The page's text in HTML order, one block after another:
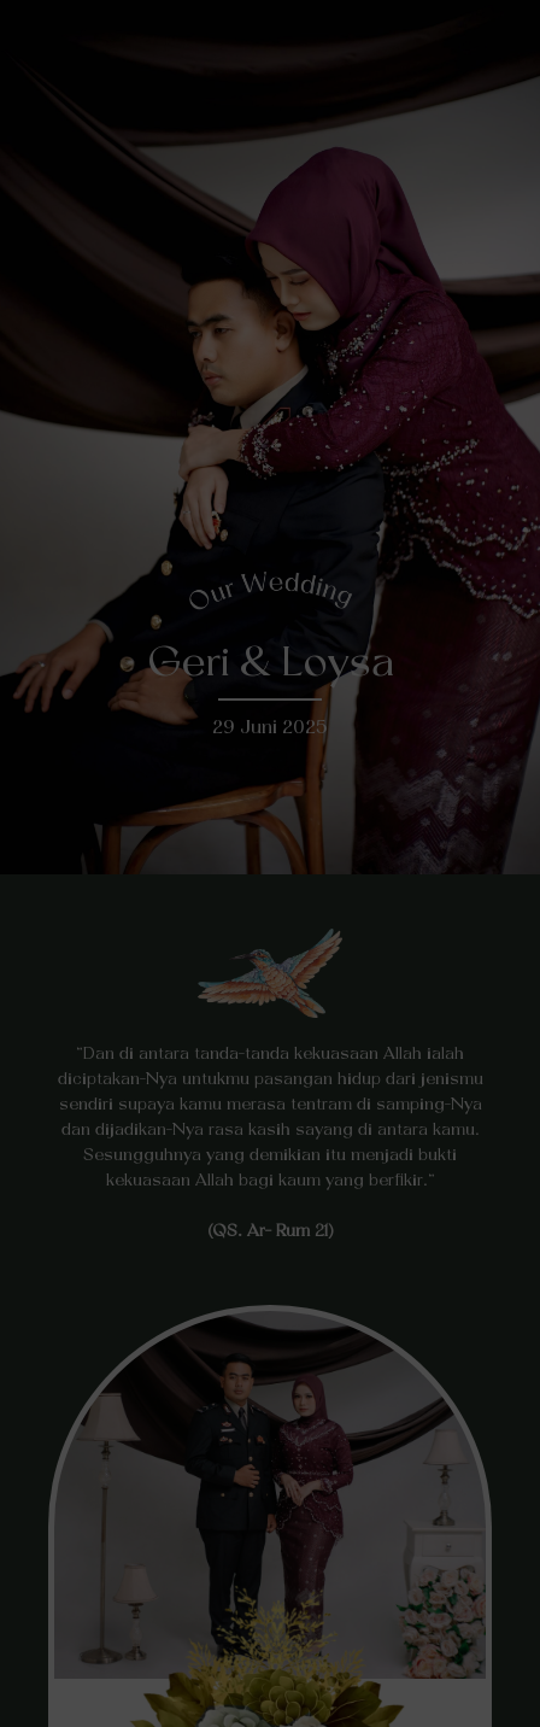
Geri & Loysa
29 Juni 2025
“Dan di antara tanda-tanda kekuasaan Allah ialah
diciptakan-Nya untukmu pasangan hidup dari jenismu
sendiri supaya kamu merasa tentram di samping-Nya
dan dijadikan-Nya rasa kasih sayang di antara kamu.
Sesungguhnya yang demikian itu menjadi bukti
kekuasaan Allah bagi kaum yang berfikir.“
(QS. Ar- Rum 21)